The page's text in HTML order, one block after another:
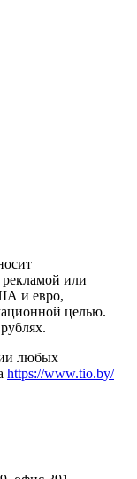
или
и евро,
целью.
любых
https://www.tio.by/